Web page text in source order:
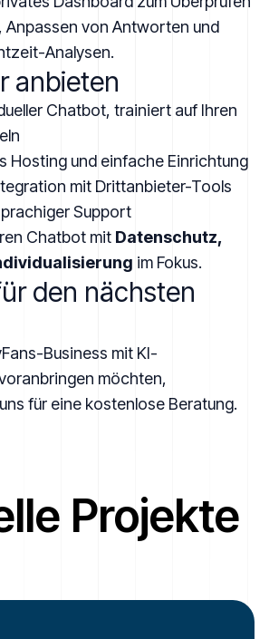
von Antworten und
Analysen.
anbieten
Chatbot, trainiert auf Ihren
Hosting und einfache Einrichtung
mit Drittanbieter-Tools
Support
Chatbot mit Datenschutz,
im Fokus.
den nächsten
Business mit KI-
möchten,
für eine kostenlose Beratung.
Projekte